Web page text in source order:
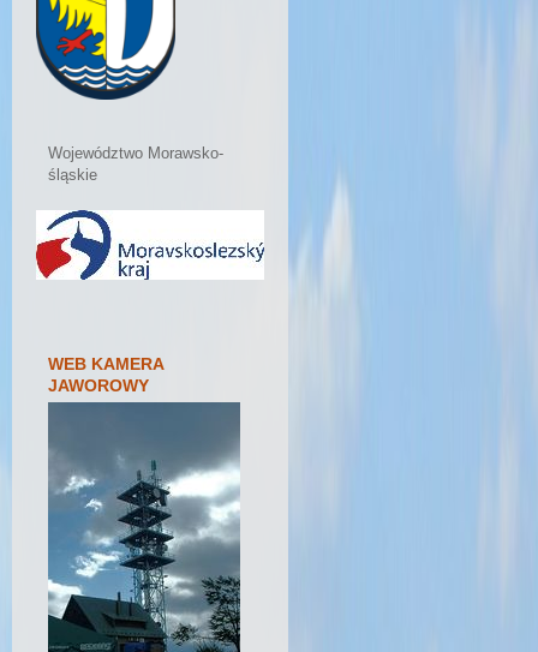
Województwo Morawsko-
śląskie
WEB KAMERA
JAWOROWY